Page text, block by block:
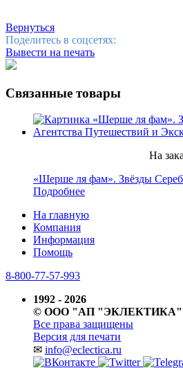
Вернуться
Поделитесь в соцсетях:
Вывести на печать
Связанные товары
На
«Шерше ля фам». Звёзды
Подробнее
На главную
Компания
Информация
Помощь
8-800-77-57-993
1992 - 2026
© ООО "АП "ЭКЛЕКТИКА"
Все права защищены
Версия для печати
✉ info@eclectica.ru